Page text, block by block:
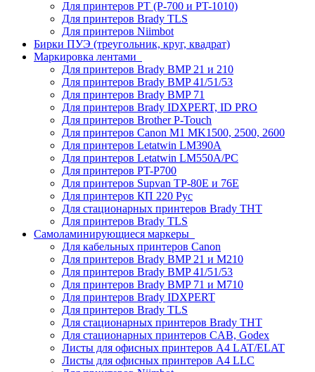
Для принтеров PT (P-700 и PT-1010)
Для принтеров Brady TLS
Для принтеров Niimbot
Бирки ПУЭ (треугольник, круг, квадрат)
Маркировка лентами
Для принтеров Brady BMP 21 и 210
Для принтеров Brady BMP 41/51/53
Для принтеров Brady BMP 71
Для принтеров Brady IDXPERT, ID PRO
Для принтеров Brother P-Touch
Для принтеров Canon M1 MK1500, 2500, 2600
Для принтеров Letatwin LM390A
Для принтеров Letatwin LM550A/PC
Для принтеров PT-P700
Для принтеров Supvan TP-80E и 76E
Для принтеров КП 220 Рус
Для стационарных принтеров Brady THT
Для принтеров Brady TLS
Самоламинирующиеся маркеры
Для кабельных принтеров Canon
Для принтеров Brady BMP 21 и M210
Для принтеров Brady BMP 41/51/53
Для принтеров Brady BMP 71 и M710
Для принтеров Brady IDXPERT
Для принтеров Brady TLS
Для стационарных принтеров Brady THT
Для стационарных принтеров CAB, Godex
Листы для офисных принтеров А4 LAT/ELAT
Листы для офисных принтеров А4 LLC